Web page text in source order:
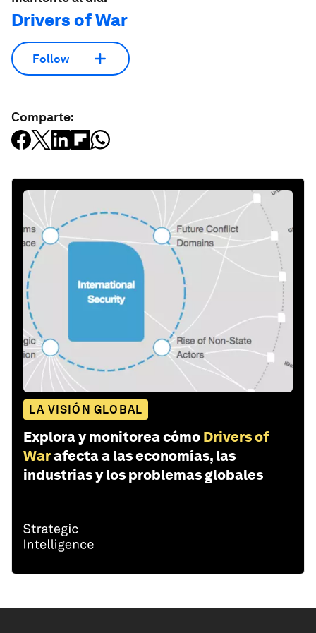
Drivers of War
Follow
Comparte:
LA VISIÓN GLOBAL
Explora y monitorea cómo Drivers of
Warafecta a las economías, las
industrias y los problemas globales